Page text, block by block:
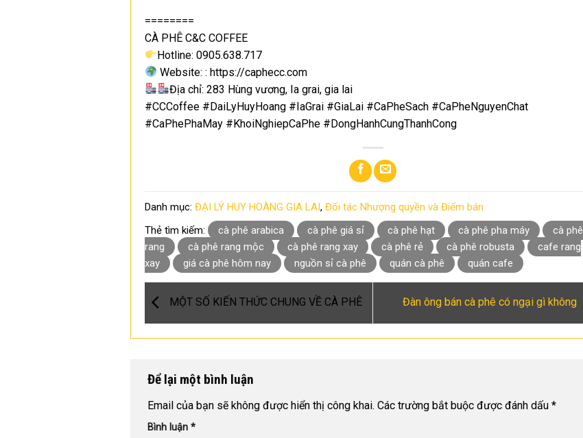
========
CÀ PHÊ C&C COFFEE
Hotline: 0905.638.717
Website: : https://caphecc.com
Địa chỉ: 283 Hùng vương, Ia grai, gia lai
#CCCoffee #DaiLyHuyHoang #IaGrai #GiaLai #CaPheSach #CaPheNguyenChat
#CaPhePhaMay #KhoiNghiepCaPhe #DongHanhCungThanhCong
Danh mục: ĐẠI LÝ HUY HOÀNG GIA LAI, Đối tác Nhượng quyền và Điểm bán
Thẻ tìm kiếm:
cà phê arabica cà phê giá sỉ cà phê hạt cà phê pha máy
cà phê
rang
cà phê rang mộc cà phê rang xay cà phê rẻ cà phê robusta
cafe rang
xay
giá cà phê hôm nay nguồn sỉ cà phê quán cà phê quán cafe
MỘT SỐ KIẾN THỨC CHUNG VỀ CÀ PHÊ Đàn ông bán cà phê có ngại gì không
Để lại một bình luận
Email của bạn sẽ không được hiển thị công khai. Các trường bắt buộc được đánh dấu *
Bình luận *